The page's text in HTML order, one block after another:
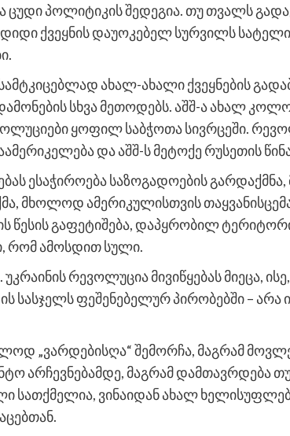
პოლიტიკის შედეგია. თუ თვალს
ქვეყნის დაუოკებელ სურვილს
ახალ-ახალი ქვეყნების
სხვა მეთოდებს. აშშ-ა ახალ
ყოფილ საბჭოთა სივრცეში.
და აშშ-ს მეტოქე რუსეთის
ესაჭიროება საზოგადოების
მხოლოდ ამერიკულისთვის
წესის გაფეტიშება, დაპყრობილ
რომ ამოსდით სული.
რევოლუცია მივიწყებას მიეცა,
სასჯელს ფეშენებელურ პირობებში – არა
„ვარდებისღა“ შემორჩა, მაგრამ
არჩევნებამდე, მაგრამ დამთავრდება
სათქმელია, ვინაიდან ახალ